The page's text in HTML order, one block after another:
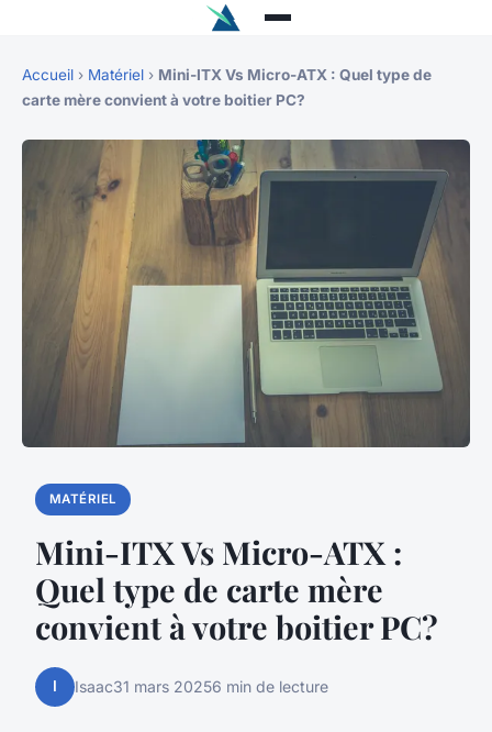
Accueil › Matériel › Mini-ITX Vs Micro-ATX : Quel type de
carte mère convient à votre boitier PC?
MATÉRIEL
Mini-ITX Vs Micro-ATX :
Quel type de carte mère
convient à votre boitier PC?
I Isaac31 mars 20256 min de lecture